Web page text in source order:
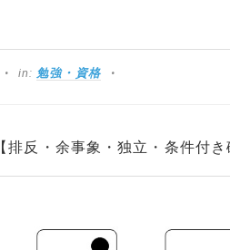
in: 勉強・資格
【排反・余事象・独立・条件付